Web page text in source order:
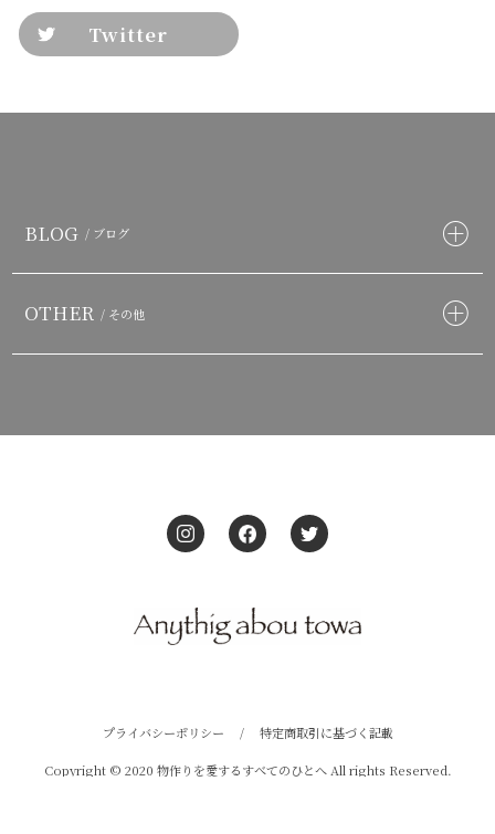
Twitter
BLOG / ブログ
OTHER / その他
プライバシーポリシー / 特定商取引に基づく記載
Copyright © 2020 物作りを愛するすべてのひとへ All rights Reserved.